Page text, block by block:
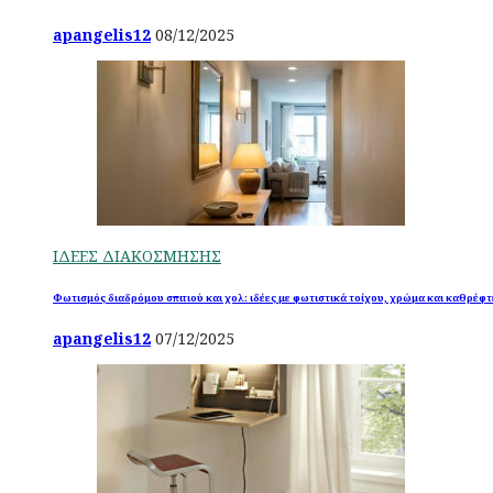
apangelis12 08/12/2025
ΙΔΕΕΣ ΔΙΑΚΟΣΜΗΣΗΣ
Φωτισμός διαδρόμου σπιτιού και χολ: ιδέες με φωτιστικά τοίχου, χρώμα και
apangelis12 07/12/2025